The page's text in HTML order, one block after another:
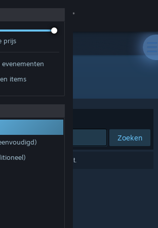
Steam-app
prijs
items
Studios
Zoeken
met je zoekopdracht.